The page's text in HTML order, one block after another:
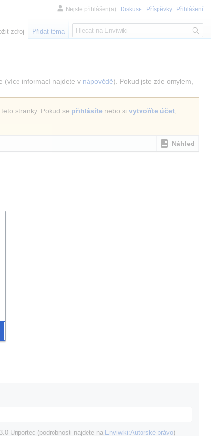
(více informací najdete v nápovědě). Pokud jste zde omylem,
stránky. Pokud se přihlásíte nebo si vytvoříte účet,
Náhled
Unported (podrobnosti najdete na Enviwiki:Autorské právo).
Nejste přihlášen(a) Diskuse Příspěvky Přihlášení
zdroj Přidat téma
H
l
á
n
í